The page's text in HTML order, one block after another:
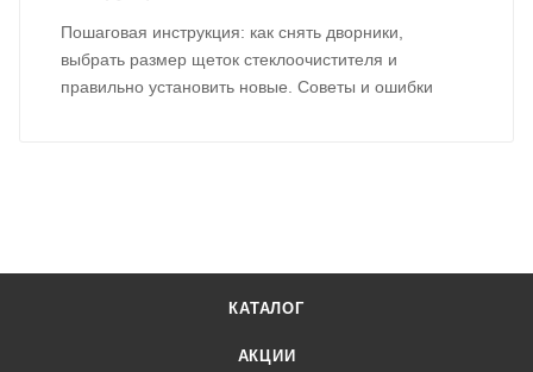
Пошаговая инструкция: как снять дворники,
выбрать размер щеток стеклоочистителя и
правильно установить новые. Советы и ошибки
КАТАЛОГ
АКЦИИ